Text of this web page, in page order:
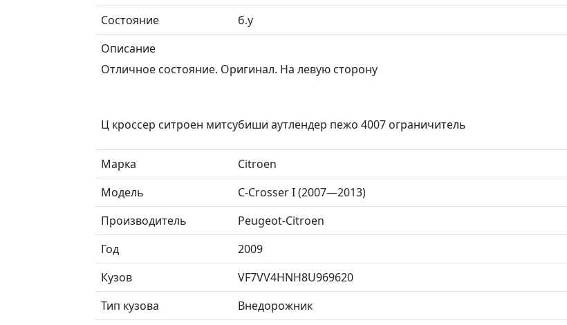
Состояние
б.у
Описание
Отличное состояние. Оригинал. На левую сторону
Ц кроссер ситроен митсубиши аутлендер пежо 4007 ограничитель
Марка
Citroen
Модель
C-Crosser I (2007—2013)
Производитель
Peugeot-Citroen
Год
2009
Кузов
VF7VV4HNH8U969620
Тип кузова
Внедорожник